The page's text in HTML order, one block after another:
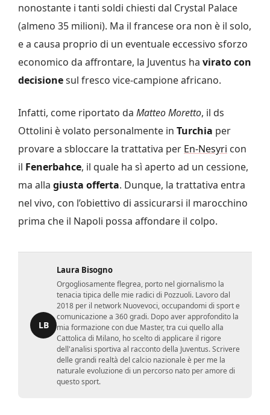
nonostante i tanti soldi chiesti dal Crystal Palace
(almeno 35 milioni). Ma il francese ora non è il solo,
e a causa proprio di un eventuale eccessivo sforzo
economico da affrontare, la Juventus ha virato con
decisionesul fresco vice-campione africano.
Infatti, come riportato da Matteo Moretto, il ds
Ottolini è volato personalmente in Turchia per
provare a sbloccare la trattativa per En-Nesyri con
il Fenerbahce, il quale ha sì aperto ad un cessione,
ma alla giusta offerta. Dunque, la trattativa entra
nel vivo, con l’obiettivo di assicurarsi il marocchino
prima che il Napoli possa affondare il colpo.
LB
Laura Bisogno
Orgogliosamente flegrea, porto nel giornalismo la
tenacia tipica delle mie radici di Pozzuoli. Lavoro dal
2018 per il network Nuovevoci, occupandomi di sport e
comunicazione a 360 gradi. Dopo aver approfondito la
mia formazione con due Master, tra cui quello alla
Cattolica di Milano, ho scelto di applicare il rigore
dell'analisi sportiva al racconto della Juventus. Scrivere
delle grandi realtà del calcio nazionale è per me la
naturale evoluzione di un percorso nato per amore di
questo sport.